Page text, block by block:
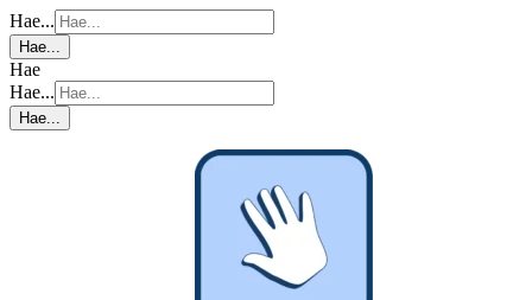
Hae...
Hae...
Hae
Hae...
Hae...